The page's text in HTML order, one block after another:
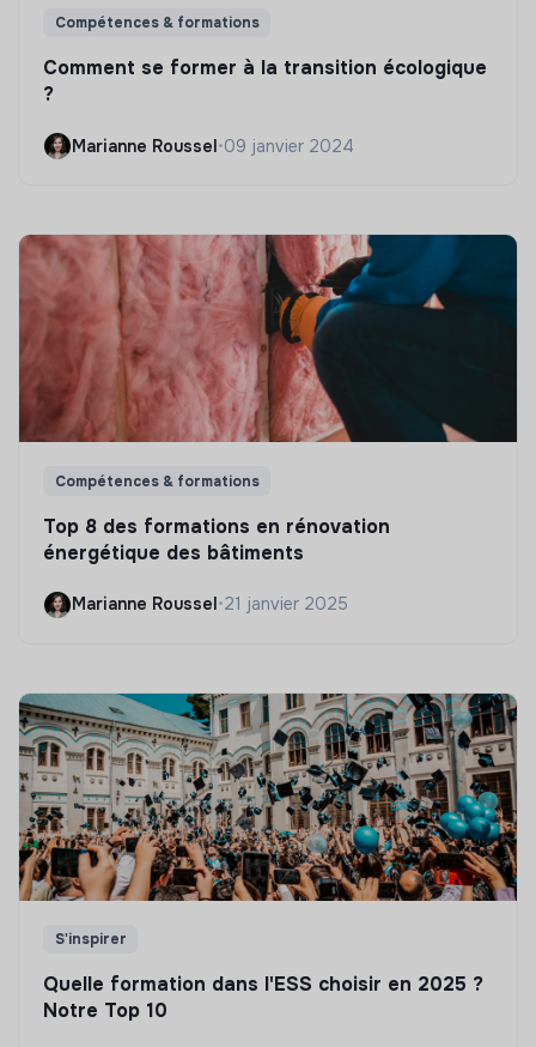
Compétences & formations
Comment se former à la transition écologique
?
Marianne Roussel•09 janvier 2024
Compétences & formations
Top 8 des formations en rénovation
énergétique des bâtiments
Marianne Roussel•21 janvier 2025
S'inspirer
Quelle formation dans l'ESS choisir en 2025 ?
Notre Top 10